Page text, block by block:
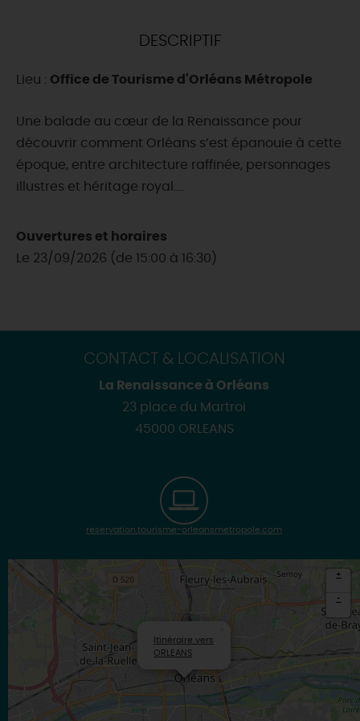
DEMAIN
CETTE SEMAINE
DESCRIPTIF
Lieu : Office de Tourisme d'Orléans Métropole
Une balade au cœur de la Renaissance pour
découvrir comment Orléans s’est épanouie à cette
époque, entre architecture raffinée, personnages
illustres et héritage royal....
Ouvertures et horaires
Le 23/09/2026 (de 15:00 à 16:30)
CONTACT & LOCALISATION
La Renaissance à Orléans
23 place du Martroi
45000 ORLEANS
reservation.tourisme-orleansmetropole.com
Itinéraire vers
ORLEANS
+
-